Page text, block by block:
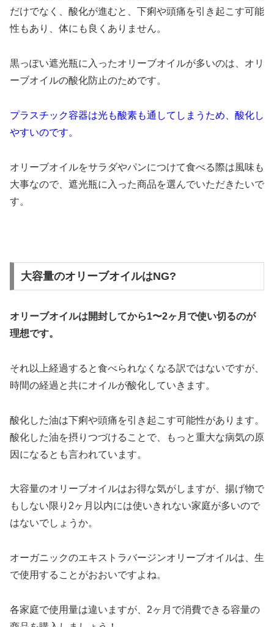
だけでなく、酸化が進むと、下痢や頭痛を引き起こす可能
性もあり、体にも良くありません。
黒っぽい遮光瓶に入ったオリーブオイルが多いのは、オリ
ーブオイルの酸化防止のためです。
プラスチック容器は光も酸素も通してしまうため、酸化し
やすいのです。
オリーブオイルをサラダやパンにつけて食べる際は風味も
大事なので、遮光瓶に入った商品を選んでいただきたいで
す。
大容量のオリーブオイルはNG?
オリーブオイルは開封してから1〜2ヶ月で使い切るのが
理想です。
それ以上経過すると食べられなくなる訳ではないですが、
時間の経過と共にオイルが酸化していきます。
酸化した油は下痢や頭痛を引き起こす可能性があります。
酸化した油を摂りつづけることで、もっと重大な病気の原
因になるとも言われています。
大容量のオリーブオイルはお得な気がしますが、揚げ物で
もしない限り2ヶ月以内には使いきれない家庭が多いので
はないでしょうか。
オーガニックのエキストラバージンオリーブオイルは、生
で使用することがおおいですよね。
各家庭で使用量は違いますが、2ヶ月で消費できる容量の